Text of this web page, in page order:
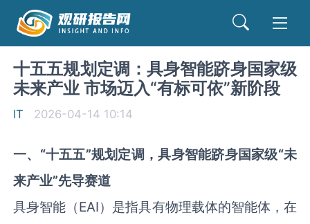
十五五规划定调：具身智能跻身国家级
未来产业 市场迈入“有标可依”新阶段
IT 2026-04-14 10:14
一、 “十五五”规划定调，具身智能跻身国家级“未
来产业”先导赛道
具身智能（EAI）是指具有物理载体的智能体，在